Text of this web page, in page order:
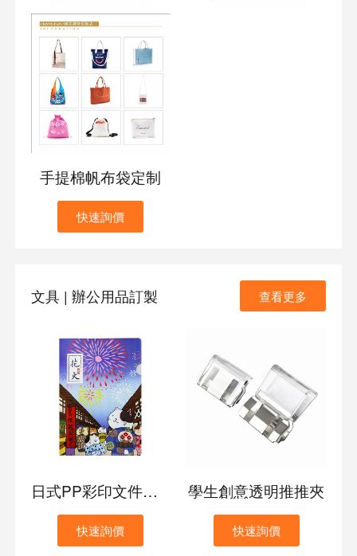
手提棉帆布袋定制
快速詢價
文具 | 辦公用品訂製 查看更多
日式PP彩印文件夾定制
快速詢價
學生創意透明推推夾
快速詢價